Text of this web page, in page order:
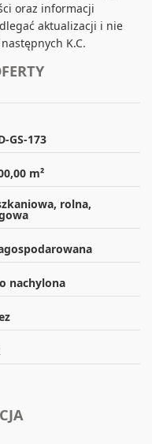
oraz informacji
aktualizacji i nie
K.C.
GS-173
m²
rolna,
nachylona